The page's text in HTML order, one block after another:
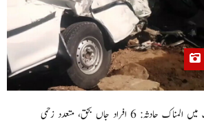
حادثہ: 6 افراد جاں بحق، متعدد زخمی